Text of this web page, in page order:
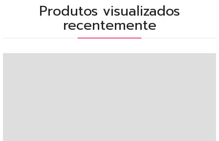
Produtos visualizados
recentemente